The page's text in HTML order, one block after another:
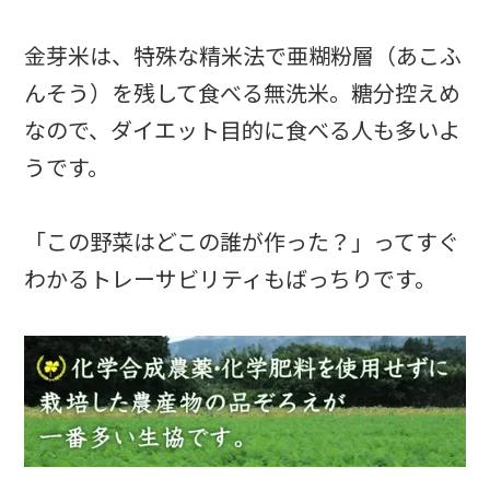
金芽米は、特殊な精米法で亜糊粉層（あこふ
んそう）を残して食べる無洗米。糖分控えめ
なので、ダイエット目的に食べる人も多いよ
うです。
「この野菜はどこの誰が作った？」ってすぐ
わかるトレーサビリティもばっちりです。